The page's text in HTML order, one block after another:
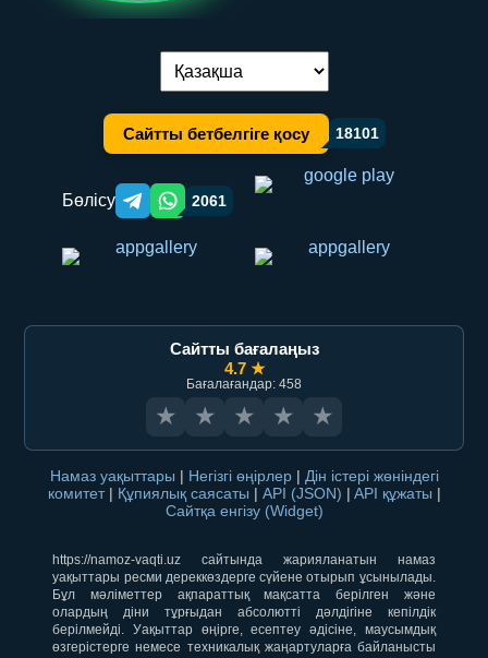
Тілді ауыстыру:
Сайтты бетбелгіге қосу 18101
Бөлісу Telegram orqali ulashish
WhatsApp orqali ulashish
2061
Сайтты бағалаңыз
4.7 ★
Бағалағандар: 458
★ ★ ★ ★ ★
Намаз уақыттары | Негізгі өңірлер | Дін істері жөніндегі
комитет | Құпиялық саясаты | API (JSON) | API құжаты |
Сайтқа енгізу (Widget)
https://namoz-vaqti.uz сайтында жарияланатын намаз
уақыттары ресми дереккөздерге сүйене отырып ұсынылады.
Бұл мәліметтер ақпараттық мақсатта берілген және
олардың діни тұрғыдан абсолютті дәлдігіне кепілдік
берілмейді. Уақыттар өңірге, есептеу әдісіне, маусымдық
өзгерістерге немесе техникалық жаңартуларға байланысты